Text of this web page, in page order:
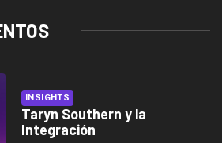
INSIGHTS
Taryn Southern y la
Integración